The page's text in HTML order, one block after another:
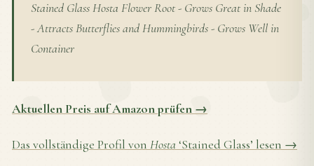
Stained Glass Hosta Flower Root - Grows Great in Shade
- Attracts Butterflies and Hummingbirds - Grows Well in
Container
Aktuellen Preis auf Amazon prüfen →
Das vollständige Profil von Hosta ‘Stained Glass’ lesen →